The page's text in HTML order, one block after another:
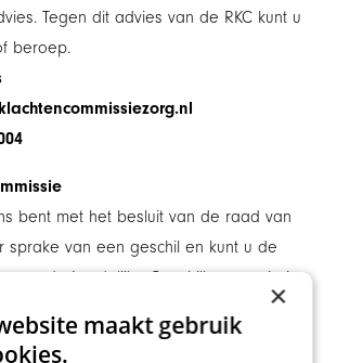
Tegen dit advies van de RKC kunt u
beroep.
bent met het besluit van de raad van
sprake van een geschil en kunt u de
aan de Landelijke Geschillencommissie.
Landelijke
×
maakt gebruik